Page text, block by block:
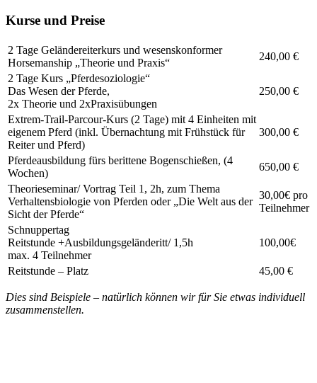
Kurse und Preise
2 Tage Geländereiterkurs und wesenskonformer
Horsemanship „Theorie und Praxis“
240,00 €
2 Tage Kurs „Pferdesoziologie“
Das Wesen der Pferde,
2x Theorie und 2xPraxisübungen
250,00 €
Extrem-Trail-Parcour-Kurs (2 Tage) mit 4 Einheiten mit
eigenem Pferd (inkl. Übernachtung mit Frühstück für
Reiter und Pferd)
300,00 €
Pferdeausbildung fürs berittene Bogenschießen, (4
Wochen)
650,00 €
Theorieseminar/ Vortrag Teil 1, 2h, zum Thema
Verhaltensbiologie von Pferden oder „Die Welt aus der
Sicht der Pferde“
30,00€ pro
Teilnehmer
Schnuppertag
Reitstunde +Ausbildungsgeländeritt/ 1,5h
max. 4 Teilnehmer
100,00€
Reitstunde – Platz 45,00 €
Dies sind Beispiele – natürlich können wir für Sie etwas individuell
zusammenstellen.